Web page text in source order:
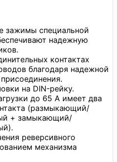
зажимы специальной
надежную
контактах
благодаря надежной
на DIN-рейку.
до 65 А имеет два
(размыкающий/
+ замыкающий/
реверсивного
механизма